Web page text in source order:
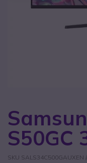
S50GC
SKU
Ga naar het begin van